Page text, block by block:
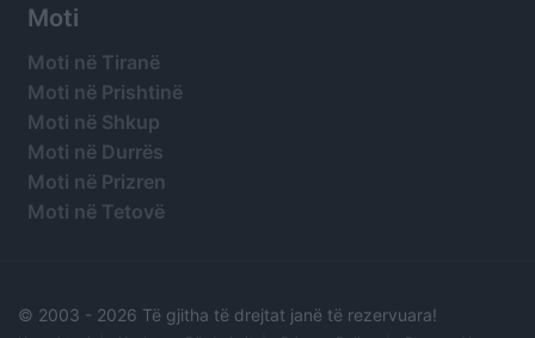
Moti
Moti në Tiranë
Moti në Prishtinë
Moti në Shkup
Moti në Durrës
Moti në Prizren
Moti në Tetovë
© 2003 - 2026 Të gjitha të drejtat janë të rezervuara!